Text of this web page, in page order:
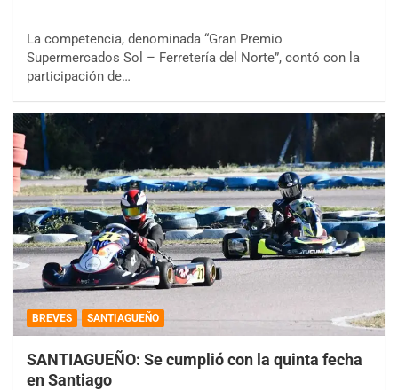
La competencia, denominada “Gran Premio
Supermercados Sol – Ferretería del Norte”, contó con la
participación de…
BREVES SANTIAGUEÑO
SANTIAGUEÑO: Se cumplió con la quinta fecha
en Santiago